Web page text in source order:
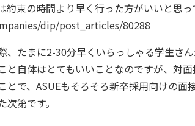
束の時間より早く行った方がいいと思っ
dip/post_articles/80288
たまに2-30分早くいらっしゃる学生さん
自体はとてもいいことなのですが、対
とで、ASUEもそろそろ新卒採用向けの
第です。